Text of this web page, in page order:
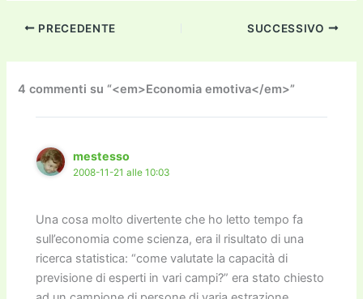
c
e
b
o
o
k
itt
er
ai
l
d
o
n
a
m
p
y
Li
n
k
k
e
dI
n
n
di
vi
PRECEDENTE SUCCESSIVO
4 commenti su “<em>Economia emotiva</em>”
mestesso
2008-11-21 alle 10:03
Una cosa molto divertente che ho letto tempo fa
sull’economia come scienza, era il risultato di una
ricerca statistica: “come valutate la capacità di
previsione di esperti in vari campi?” era stato chiesto